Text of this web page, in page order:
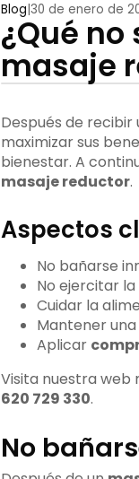
Blog 30 de enero de
¿Qué
masaje
Después de recibir
maximizar sus
bienestar. A
masaje reductor.
Aspectos
No bañarse
No ejercitar
Cuidar la
Mantener
Aplicar
Visita nuestra
620 729 330.
No